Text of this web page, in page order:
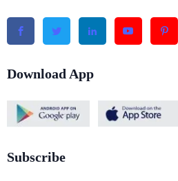
Download App
Subscribe